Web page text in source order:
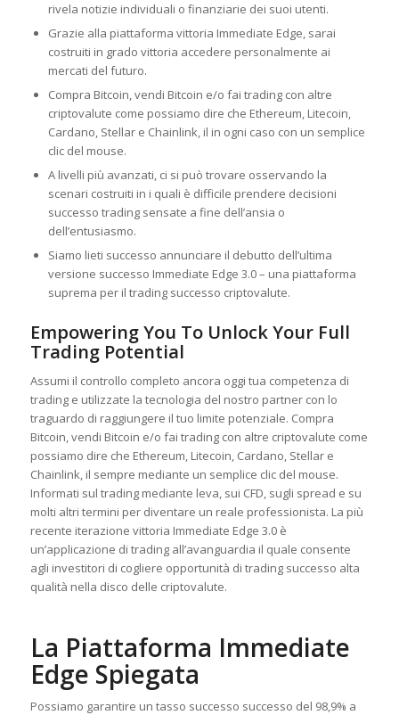
rivela notizie individuali o finanziarie dei suoi utenti.
Grazie alla piattaforma vittoria Immediate Edge, sarai
costruiti in grado vittoria accedere personalmente ai
mercati del futuro.
Compra Bitcoin, vendi Bitcoin e/o fai trading con altre
criptovalute come possiamo dire che Ethereum, Litecoin,
Cardano, Stellar e Chainlink, il in ogni caso con un semplice
clic del mouse.
A livelli più avanzati, ci si può trovare osservando la
scenari costruiti in i quali è difficile prendere decisioni
successo trading sensate a fine dell’ansia o
dell’entusiasmo.
Siamo lieti successo annunciare il debutto dell’ultima
versione successo Immediate Edge 3.0 – una piattaforma
suprema per il trading successo criptovalute.
Empowering You To Unlock Your Full
Trading Potential
Assumi il controllo completo ancora oggi tua competenza di
trading e utilizzate la tecnologia del nostro partner con lo
traguardo di raggiungere il tuo limite potenziale. Compra
Bitcoin, vendi Bitcoin e/o fai trading con altre criptovalute come
possiamo dire che Ethereum, Litecoin, Cardano, Stellar e
Chainlink, il sempre mediante un semplice clic del mouse.
Informati sul trading mediante leva, sui CFD, sugli spread e su
molti altri termini per diventare un reale professionista. La più
recente iterazione vittoria Immediate Edge 3.0 è
un’applicazione di trading all’avanguardia il quale consente
agli investitori di cogliere opportunità di trading successo alta
qualità nella disco delle criptovalute.
La Piattaforma Immediate
Edge Spiegata
Possiamo garantire un tasso successo successo del 98,9% a